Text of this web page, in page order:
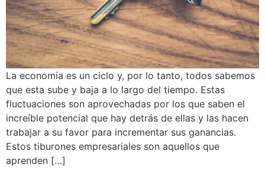
La economía es un ciclo y, por lo tanto, todos sabemos
que esta sube y baja a lo largo del tiempo. Estas
fluctuaciones son aprovechadas por los que saben el
increíble potencial que hay detrás de ellas y las hacen
trabajar a su favor para incrementar sus ganancias.
Estos tiburones empresariales son aquellos que
aprenden […]